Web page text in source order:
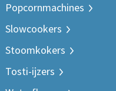
Popcornmachines
Slowcookers
Stoomkokers
Tosti-ijzers